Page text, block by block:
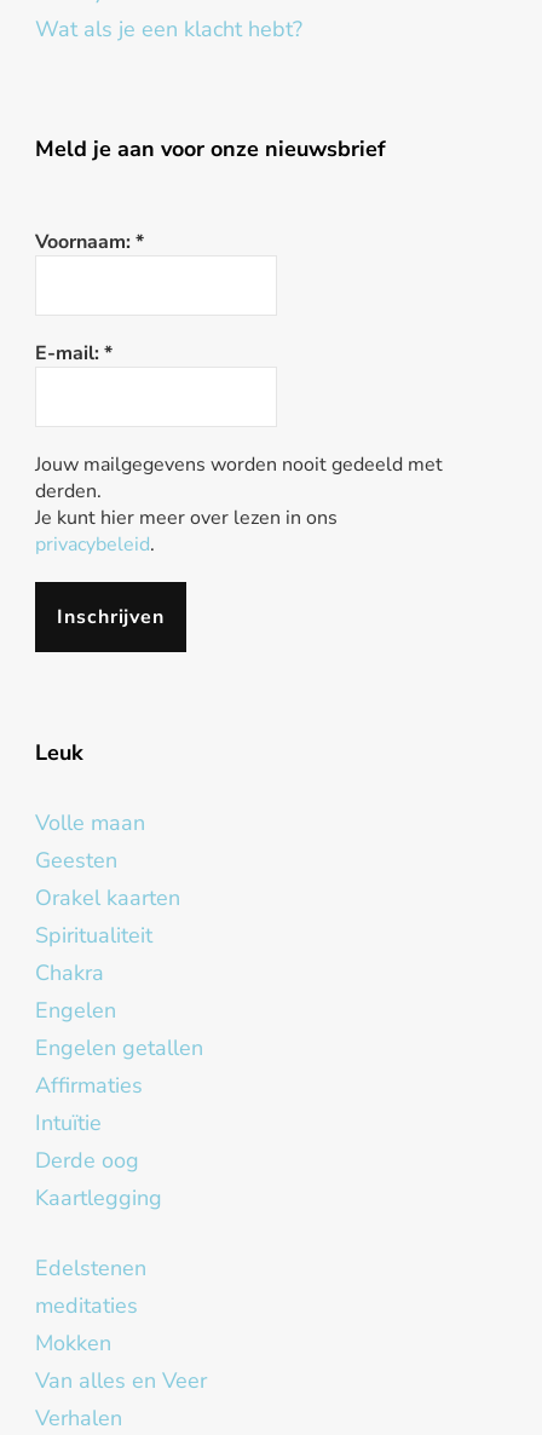
Wat als je een klacht hebt?
Meld je aan voor onze nieuwsbrief
Voornaam: *
E-mail: *
Jouw mailgegevens worden nooit gedeeld met
derden.
Je kunt hier meer over lezen in ons
privacybeleid.
Leuk
Volle maan
Geesten
Orakel kaarten
Spiritualiteit
Chakra
Engelen
Engelen getallen
Affirmaties
Intuïtie
Derde oog
Kaartlegging
Edelstenen
meditaties
Mokken
Van alles en Veer
Verhalen